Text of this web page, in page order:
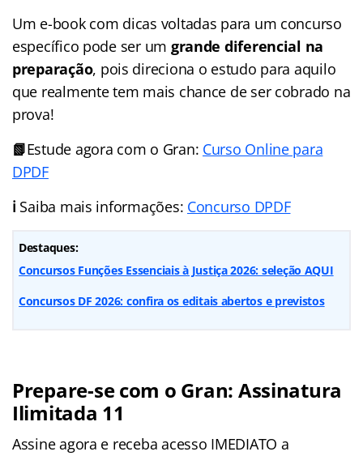
Um e-book com dicas voltadas para um concurso
específico pode ser um grande diferencial na
preparação, pois direciona o estudo para aquilo
que realmente tem mais chance de ser cobrado na
prova!
📗Estude agora com o Gran: Curso Online para
DPDF
ℹ️ Saiba mais informações: Concurso DPDF
Destaques:
Concursos Funções Essenciais à Justiça 2026: seleção AQUI
Concursos DF 2026: confira os editais abertos e previstos
Prepare-se com o Gran: Assinatura
Ilimitada 11
Assine agora e receba acesso IMEDIATO a